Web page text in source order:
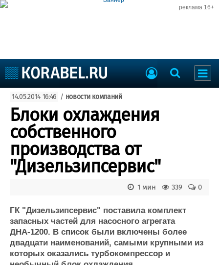
реклама 16+
Судоходство
Судоремонт
События
Пресс-релизы
Порты
Образование
Яхты и катера
Еще
Пульс
Новости
Компании
Репутация
Работа
Доска объявлений
Продажа флота
Оборудование
Изделия
Материалы
14.05.2014 16:46 / новости компаний
Блоки охлаждения
собственного
производства от
"Дизельзипсервис"
0
339
1 мин
ГК "Дизельзипсервис" поставила комплект
запасных частей для насосного агрегата
ДНА-1200. В список были включены более
двадцати наименований, самыми крупными из
которых оказались турбокомпрессор и